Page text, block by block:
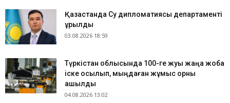
Қазақстанда Су дипломатиясы департаменті
құрылды
03.08.2026 18:59
Түркістан облысында 100-ге жуық жаңа жоба
іске қосылып, мыңдаған жұмыс орны
ашылды
04.08.2026 13:02